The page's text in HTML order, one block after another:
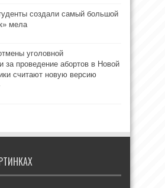
создали самый большой
мела
уголовной
за проведение абортов в Новой
считают новую версию